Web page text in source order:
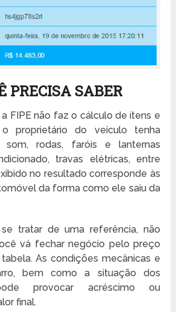
PRECISA SABER
FIPE não faz o cálculo de itens e
proprietário do veículo tenha
som, rodas, faróis e lanternas
travas elétricas, entre
no resultado corresponde às
da forma como ele saiu da
tratar de uma referência, não
vá fechar negócio pelo preço
As condições mecânicas e
bem como a situação dos
provocar acréscimo ou
final.